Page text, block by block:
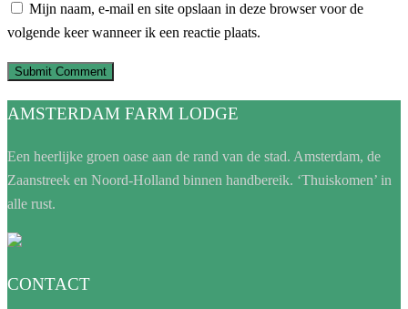
Mijn naam, e-mail en site opslaan in deze browser voor de
volgende keer wanneer ik een reactie plaats.
AMSTERDAM FARM LODGE
Een heerlijke groen oase aan de rand van de stad. Amsterdam, de
Zaanstreek en Noord-Holland binnen handbereik. ‘Thuiskomen’ in
alle rust.
CONTACT